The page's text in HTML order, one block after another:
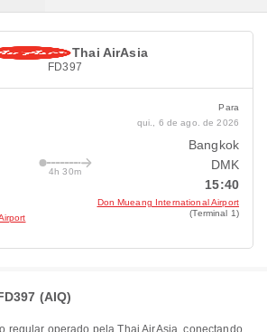
Thai AirAsia
FD397
4h 30m
Para
qui., 6 de ago. de 2026
Bangkok
DMK
15:40
Don Mueang International Airport
(Terminal 1)
(AIQ)
regular operado pelaThai AirAsia, conectando